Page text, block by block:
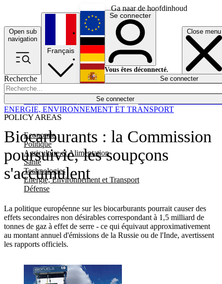
Ga naar de hoofdinhoud
Open sub
navigation
Close menu
Recherche
Se connecter
POLICY AREAS
Economie
Politique
Agriculture et Alimentation
Santé
Technologies
Energie, Environnement et Transport
Défense
Économie
Français
English
Deutsch
Español
Se connecter
Vous êtes déconnecté.
Se connecter
Biocarburants : la Commission
poursuivie, les soupçons
s'accumulent
La politique européenne sur les biocarburants pourrait causer des
effets secondaires non désirables correspondant à 1,5 milliard de
tonnes de gaz à effet de serre - ce qui équivaut approximativement
au montant annuel d'émissions de la Russie ou de l'Inde, avertissent
les rapports officiels.
ENERGIE, ENVIRONNEMENT ET TRANSPORT